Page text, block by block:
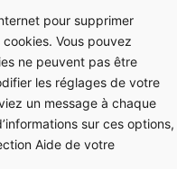
pour supprimer
Vous pouvez
ne peuvent pas être
les réglages de votre
un message à chaque
sur ces options,
Aide de votre